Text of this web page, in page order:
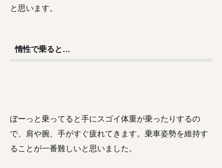
と思います。
惰性で乗ると…
ぼーっと乗ってると手にスゴイ体重が乗ったりするの
で、肩や腕、手がすぐ疲れてきます。乗車姿勢を維持す
ることが一番難しいと思いました。